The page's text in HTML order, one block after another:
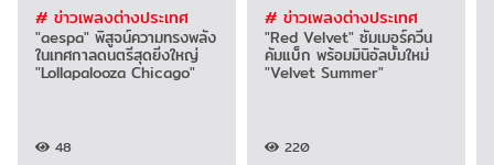
# ข่าวเพลงต่างประเทศ
"aespa" พิสูจน์ความทรงพลัง
ในเทศกาลดนตรีสุดยิ่งใหญ่
"Lollapalooza Chicago"
48
# ข่าวเพลงต่างประเทศ
"Red Velvet" ซัมเมอร์ควีน
คัมแบ็ก พร้อมมินิอัลบั้มใหม่
"Velvet Summer"
220